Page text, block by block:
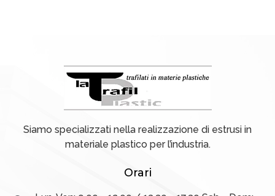
Siamo specializzati nella realizzazione di estrusi in
materiale plastico per l’industria.
Orari